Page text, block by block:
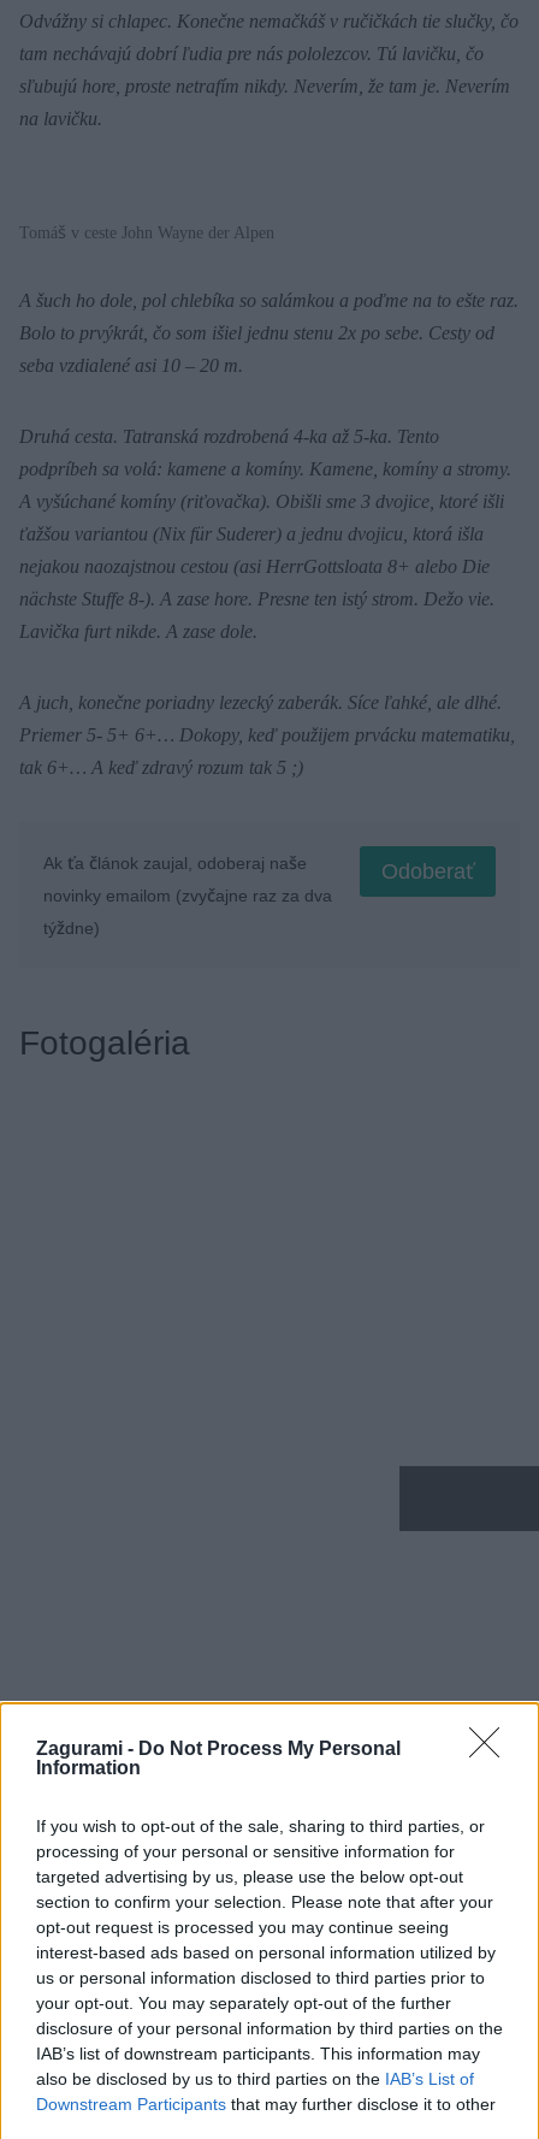
Zagurami - Do Not Process My Personal
Information
If you wish to opt-out of the sale, sharing to third parties, or
processing of your personal or sensitive information for
targeted advertising by us, please use the below opt-out
section to confirm your selection. Please note that after your
opt-out request is processed you may continue seeing
interest-based ads based on personal information utilized by
us or personal information disclosed to third parties prior to
your opt-out. You may separately opt-out of the further
disclosure of your personal information by third parties on the
IAB’s list of downstream participants. This information may
also be disclosed by us to third parties on the IAB’s List of
Downstream Participants that may further disclose it to other
Odvážny si chlapec. Konečne nemačkáš v ručičkách tie slučky, čo
tam nechávajú dobrí ľudia pre nás pololezcov. Tú lavičku, čo
sľubujú hore, proste netrafím nikdy. Neverím, že tam je. Neverím
na lavičku.
Tomáš v ceste John Wayne der Alpen
A šuch ho dole, pol chlebíka so salámkou a poďme na to ešte raz.
Bolo to prvýkrát, čo som išiel jednu stenu 2x po sebe. Cesty od
seba vzdialené asi 10 – 20 m.
Druhá cesta. Tatranská rozdrobená 4-ka až 5-ka. Tento
podpríbeh sa volá: kamene a komíny. Kamene, komíny a stromy.
A vyšúchané komíny (riťovačka). Obišli sme 3 dvojice, ktoré išli
ťažšou variantou (Nix für Suderer) a jednu dvojicu, ktorá išla
nejakou naozajstnou cestou (asi HerrGottsloata 8+ alebo Die
nächste Stuffe 8-). A zase hore. Presne ten istý strom. Dežo vie.
Lavička furt nikde. A zase dole.
A juch, konečne poriadny lezecký zaberák. Síce ľahké, ale dlhé.
Priemer 5- 5+ 6+… Dokopy, keď použijem prvácku matematiku,
tak 6+… A keď zdravý rozum tak 5 ;)
Odoberať
Ak ťa článok zaujal, odoberaj naše
novinky emailom (zvyčajne raz za dva
týždne)
Fotogaléria
Post
Tags:
Höllental Rakúsko Rax-Schneeberg
Podobné články